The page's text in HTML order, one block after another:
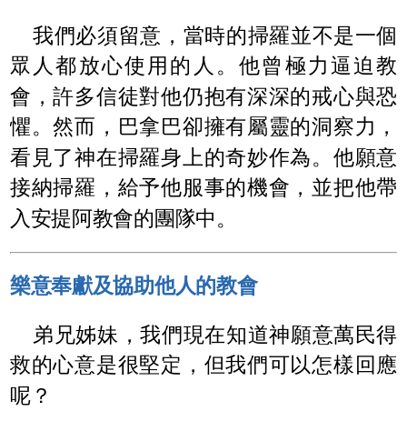
我們必須留意，當時的掃羅並不是一個
眾人都放心使用的人。他曾極力逼迫教
會，許多信徒對他仍抱有深深的戒心與恐
懼。然而，巴拿巴卻擁有屬靈的洞察力，
看見了神在掃羅身上的奇妙作為。他願意
接納掃羅，給予他服事的機會，並把他帶
入安提阿教會的團隊中。
樂意奉獻及協助他人的教會
弟兄姊妹，我們現在知道神願意萬民得
救的心意是很堅定，但我們可以怎樣回應
呢？